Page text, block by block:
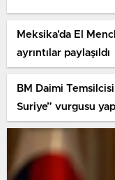
Meksika’da El
ayrıntılar paylaşıldı
BM Daimi
Suriye” vurgusu